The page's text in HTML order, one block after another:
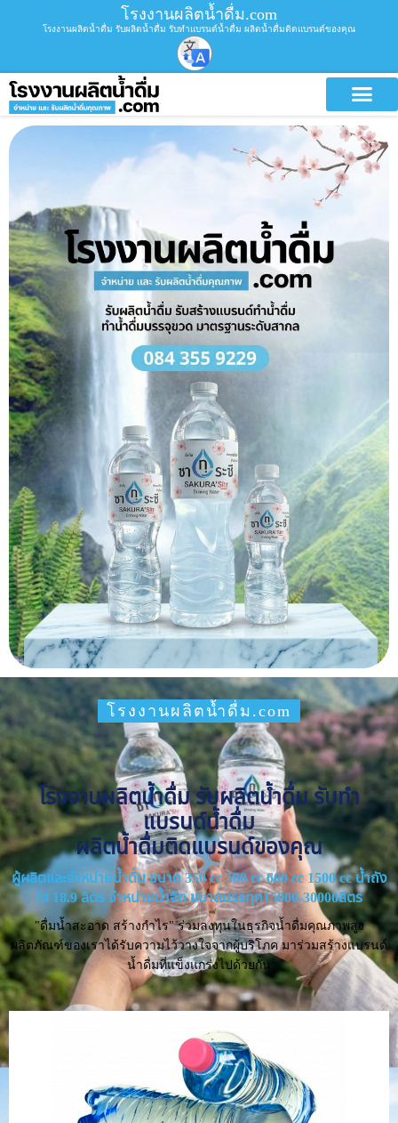
โรงงานผลิตน้ำดื่ม.com
โรงงานผลิตน้ำดื่ม รับผลิตน้ำดื่ม รับทำแบรนด์น้ำดื่ม ผลิตน้ำดื่มติดแบรนด์ของคุณ
โรงงานผลิตน้ำดื่ม.com
โรงงานผลิตน้ำดื่ม รับผลิตน้ำดื่ม รับทำ
แบรนด์น้ำดื่ม
ผลิตน้ำดื่มติดแบรนด์ของคุณ
ผู้ผลิตและจำหน่ายน้ำดื่ม ขนาด 350 cc 500 cc 600 cc 1500 cc น้ำถัง
ใส 18.9 ลิตร จำหน่ายน้ำจืด ขนาดบรรทุก15000-30000ลิตร
"ดื่มน้ำสะอาด สร้างกำไร" ร่วมลงทุนในธุรกิจน้ำดื่มคุณภาพสูง
ผลิตภัณฑ์ของเราได้รับความไว้วางใจจากผู้บริโภค มาร่วมสร้างแบรนด์
น้ำดื่มที่แข็งแกร่งไปด้วยกัน